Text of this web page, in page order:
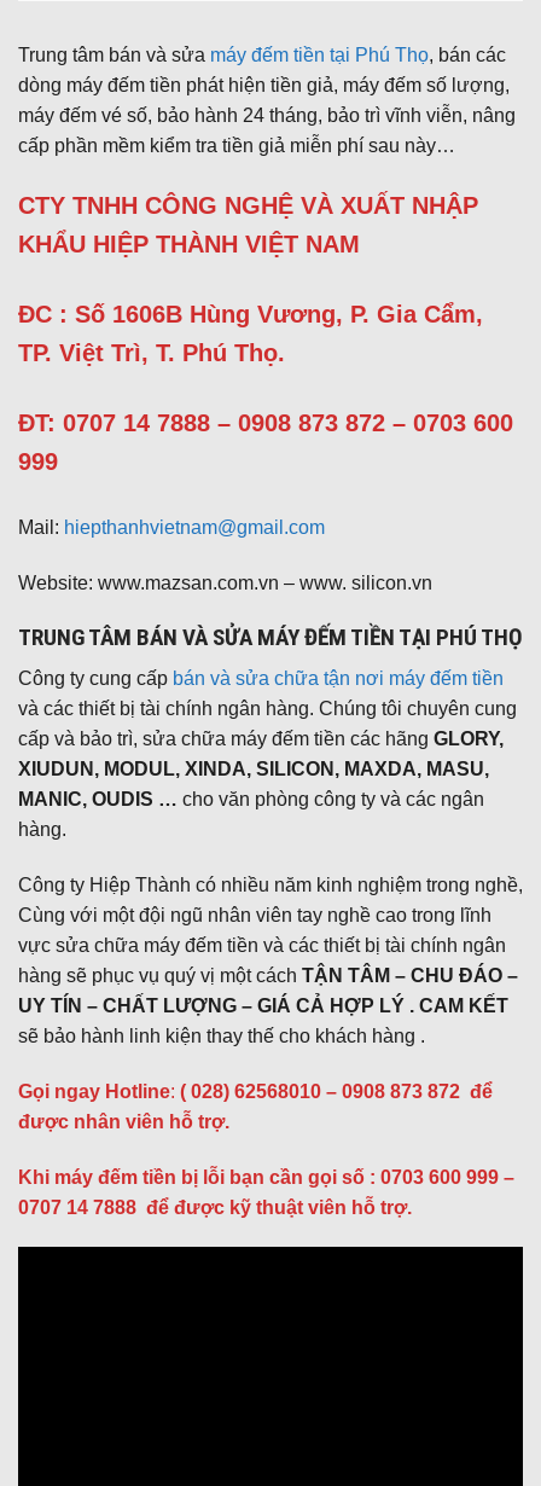
Trung tâm bán và sửa máy đếm tiền tại Phú Thọ, bán các
dòng máy đếm tiền phát hiện tiền giả, máy đếm số lượng,
máy đếm vé số, bảo hành 24 tháng, bảo trì vĩnh viễn, nâng
cấp phần mềm kiểm tra tiền giả miễn phí sau này…
CTY TNHH CÔNG NGHỆ VÀ XUẤT NHẬP
KHẨU HIỆP THÀNH VIỆT NAM
ĐC : Số 1606B Hùng Vương, P. Gia Cẩm,
TP. Việt Trì, T. Phú Thọ.
ĐT: 0707 14 7888 – 0908 873 872 – 0703 600
999
Mail: hiepthanhvietnam@gmail.com
Website: www.mazsan.com.vn – www. silicon.vn
TRUNG TÂM BÁN VÀ SỬA MÁY ĐẾM TIỀN TẠI PHÚ THỌ
Công ty cung cấp bán và sửa chữa tận nơi máy đếm tiền
và các thiết bị tài chính ngân hàng. Chúng tôi chuyên cung
cấp và bảo trì, sửa chữa máy đếm tiền các hãng GLORY,
XIUDUN, MODUL, XINDA, SILICON, MAXDA, MASU,
MANIC, OUDIS … cho văn phòng công ty và các ngân
hàng.
Công ty Hiệp Thành có nhiều năm kinh nghiệm trong nghề,
Cùng với một đội ngũ nhân viên tay nghề cao trong lĩnh
vực sửa chữa máy đếm tiền và các thiết bị tài chính ngân
hàng sẽ phục vụ quý vị một cách TẬN TÂM – CHU ĐÁO –
UY TÍN – CHẤT LƯỢNG – GIÁ CẢ HỢP LÝ . CAM KẾT
sẽ bảo hành linh kiện thay thế cho khách hàng .
Gọi ngay Hotline: ( 028) 62568010 – 0908 873 872 để
được nhân viên hỗ trợ.
Khi máy đếm tiền bị lỗi bạn cần gọi số : 0703 600 999 –
0707 14 7888 để được kỹ thuật viên hỗ trợ.